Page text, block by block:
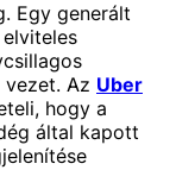
Egy generált
vezet. Az Uber
hogy a
által kapott